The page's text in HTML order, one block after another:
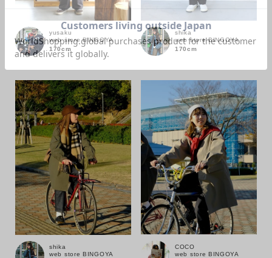
価格
商品タイプ
通常商品 予約商品
セール価格 WEB限定
在庫
在庫あり 在庫なし含む
yusaku
web store BINGOYA
170cm
shika
web store BINGOYA
170cm
shika
web store BINGOYA
COCO
web store BINGOYA